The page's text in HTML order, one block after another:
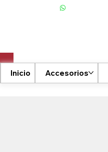
Inicio Accesorios